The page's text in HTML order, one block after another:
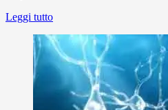
Leggi tutto